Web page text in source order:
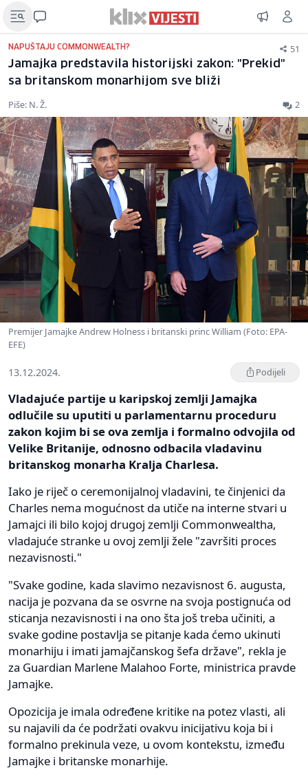
NAPUŠTAJU COMMONWEALTH? 51
Jamajka predstavila historijski zakon: "Prekid"
sa britanskom monarhijom sve bliži
Piše: N. Ž. 2
Premijer Jamajke Andrew Holness i britanski princ William (Foto: EPA-
EFE)
13.12.2024. Podijeli
Vladajuće partije u karipskoj zemlji Jamajka
odlučile su uputiti u parlamentarnu proceduru
zakon kojim bi se ova zemlja i formalno odvojila od
Velike Britanije, odnosno odbacila vladavinu
britanskog monarha Kralja Charlesa.
Iako je riječ o ceremonijalnoj vladavini, te činjenici da
Charles nema mogućnost da utiče na interne stvari u
Jamajci ili bilo kojoj drugoj zemlji Commonwealtha,
vladajuće stranke u ovoj zemlji žele "završiti proces
nezavisnosti."
"Svake godine, kada slavimo nezavisnost 6. augusta,
nacija je pozvana da se osvrne na svoja postignuća od
sticanja nezavisnosti i na ono šta još treba učiniti, a
svake godine postavlja se pitanje kada ćemo ukinuti
monarhiju i imati jamajčanskog šefa države", rekla je
za Guardian Marlene Malahoo Forte, ministrica pravde
Jamajke.
Opozicija je imala određene kritike na potez vlasti, ali
su najavili da će podržati ovakvu inicijativu koja bi i
formalno prekinula veze, u ovom kontekstu, između
Jamajke i britanske monarhije.